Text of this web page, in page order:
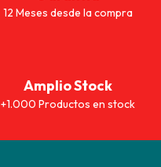
12 Meses desde la compra
Amplio Stock
+1.000 Productos en stock